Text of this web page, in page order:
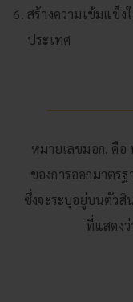
สร้างความเข้มแข็ง
ประเทศ
หมายเลขมอก. คื
ของการออกมาตร
ซึ่งจะระบุอยู่บนตัวสิ
ที่แสดง